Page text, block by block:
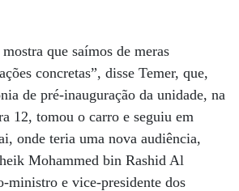
que saímos de meras
concretas”, disse Temer, que,
de pré-inauguração da unidade, na
12, tomou o carro e seguiu em
onde teria uma nova audiência,
Mohammed bin Rashid Al
ministro e vice-presidente dos